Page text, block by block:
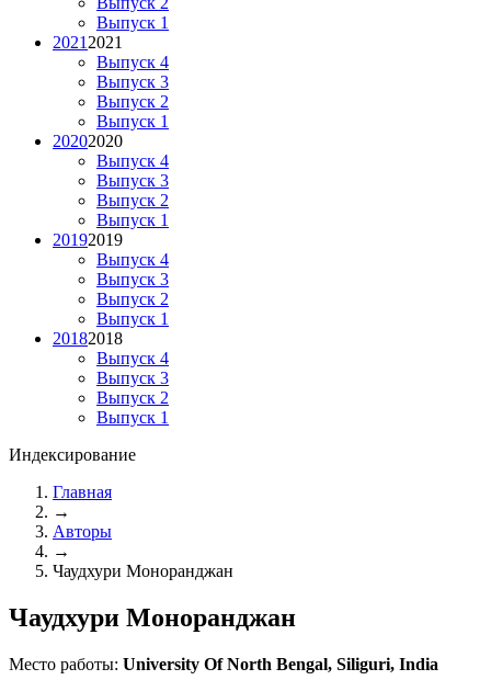
Выпуск 1
2021 2021
Выпуск 4
Выпуск 3
Выпуск 2
Выпуск 1
20202020
Выпуск 4
Выпуск 3
Выпуск 2
Выпуск 1
20192019
Выпуск 4
Выпуск 3
Выпуск 2
Выпуск 1
20182018
Выпуск 4
Выпуск 3
Выпуск 2
Выпуск 1
Индексирование
Главная
→
Авторы
→
Чаудхури Моноранджан
Чаудхури Моноранджан
Место работы: University Of North Bengal, Siliguri, India